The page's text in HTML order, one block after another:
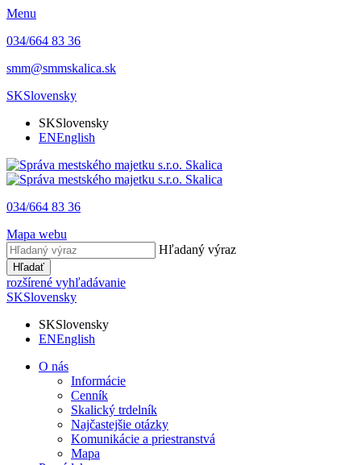
Menu
034/664 83 36
smm@smmskalica.sk
SKSlovensky
SKSlovensky
ENEnglish
034/664 83 36
Mapa webu
Hľadaný výraz
Hľadať
rozšírené vyhľadávanie
SKSlovensky
SKSlovensky
ENEnglish
O nás
Informácie
Cenník
Skalický trdelník
Najčastejšie otázky
Komunikácie a priestranstvá
Mapa